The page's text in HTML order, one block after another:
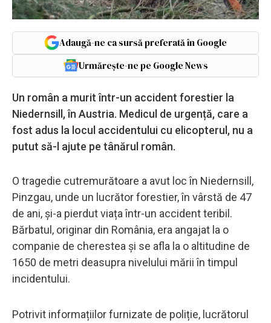
Adaugă-ne ca sursă preferată în Google
Urmărește-ne pe Google News
Un român a murit într-un accident forestier la
Niedernsill, în Austria. Medicul de urgență, care a
fost adus la locul accidentului cu elicopterul, nu a
putut să-l ajute pe tânărul român.
O tragedie cutremurătoare a avut loc în Niedernsill,
Pinzgau, unde un lucrător forestier, în vârstă de 47
de ani, și-a pierdut viața într-un accident teribil.
Bărbatul, originar din România, era angajat la o
companie de cherestea și se afla la o altitudine de
1650 de metri deasupra nivelului mării în timpul
incidentului.
Potrivit informațiilor furnizate de poliție, lucrătorul